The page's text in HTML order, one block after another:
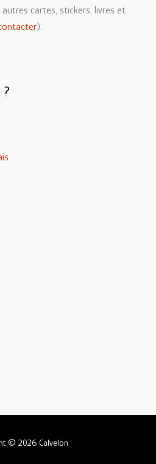
autres cartes, stickers, livres et
).
?
© 2026 Calvelon